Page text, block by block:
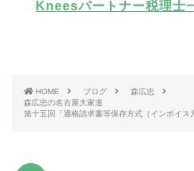
Kneesパートナー税理士
HOME ブログ
森広忠
森広忠の名古屋大家道
第十五回「適格請求書等保存方式（インボイス